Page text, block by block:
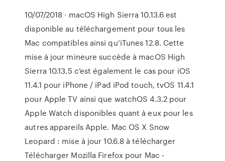
10/07/2018 · macOS High Sierra 10.13.6 est
disponible au téléchargement pour tous les
Mac compatibles ainsi qu’iTunes 12.8. Cette
mise à jour mineure succède à macOS High
Sierra 10.13.5 c’est également le cas pour iOS
11.4.1 pour iPhone / iPad iPod touch, tvOS 11.4.1
pour Apple TV ainsi que watchOS 4.3.2 pour
Apple Watch disponibles quant à eux pour les
autres appareils Apple. Mac OS X Snow
Leopard : mise à jour 10.6.8 à télécharger
Télécharger Mozilla Firefox pour Mac -